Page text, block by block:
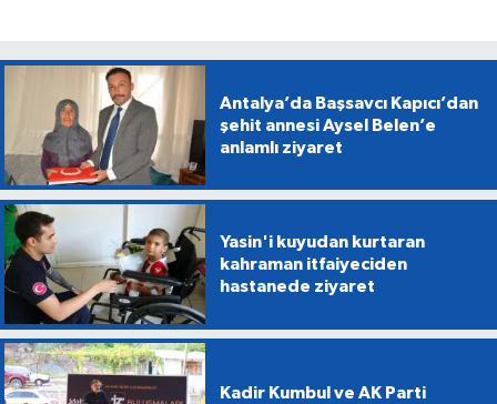
Antalya’da Başsavcı Kapıcı’dan
şehit annesi Aysel Belen’e
anlamlı ziyaret
Yasin'i kuyudan kurtaran
kahraman itfaiyeciden
hastanede ziyaret
Kadir Kumbul ve AK Parti